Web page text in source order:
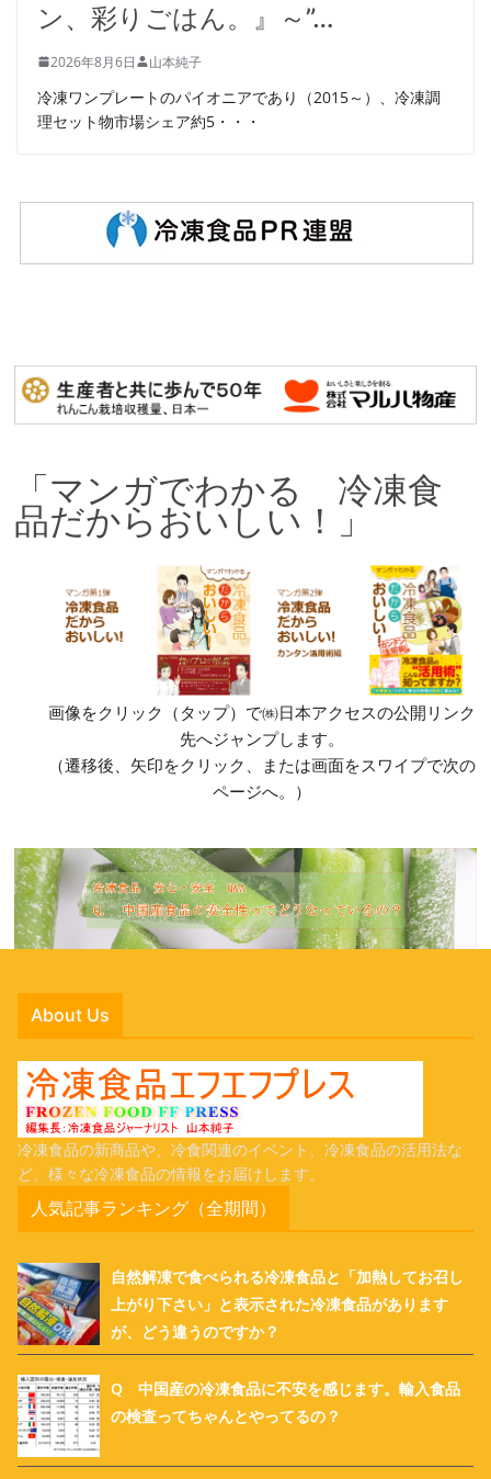
ン、彩りごはん。』～”…
2026年8月6日 山本純子
冷凍ワンプレートのパイオニアであり（2015～）、冷凍調
理セット物市場シェア約5・・・
「マンガでわかる 冷凍食
品だからおいしい！」
画像をクリック（タップ）で㈱日本アクセスの公開リンク
先へジャンプします。
（遷移後、矢印をクリック、または画面をスワイプで次の
ページへ。）
About Us
冷凍食品の新商品や、冷食関連のイベント、冷凍食品の活用法な
ど、様々な冷凍食品の情報をお届けします。
人気記事ランキング（全期間）
自然解凍で食べられる冷凍食品と「加熱してお召し
上がり下さい」と表示された冷凍食品があります
が、どう違うのですか？
Q 中国産の冷凍食品に不安を感じます。輸入食品
の検査ってちゃんとやってるの？